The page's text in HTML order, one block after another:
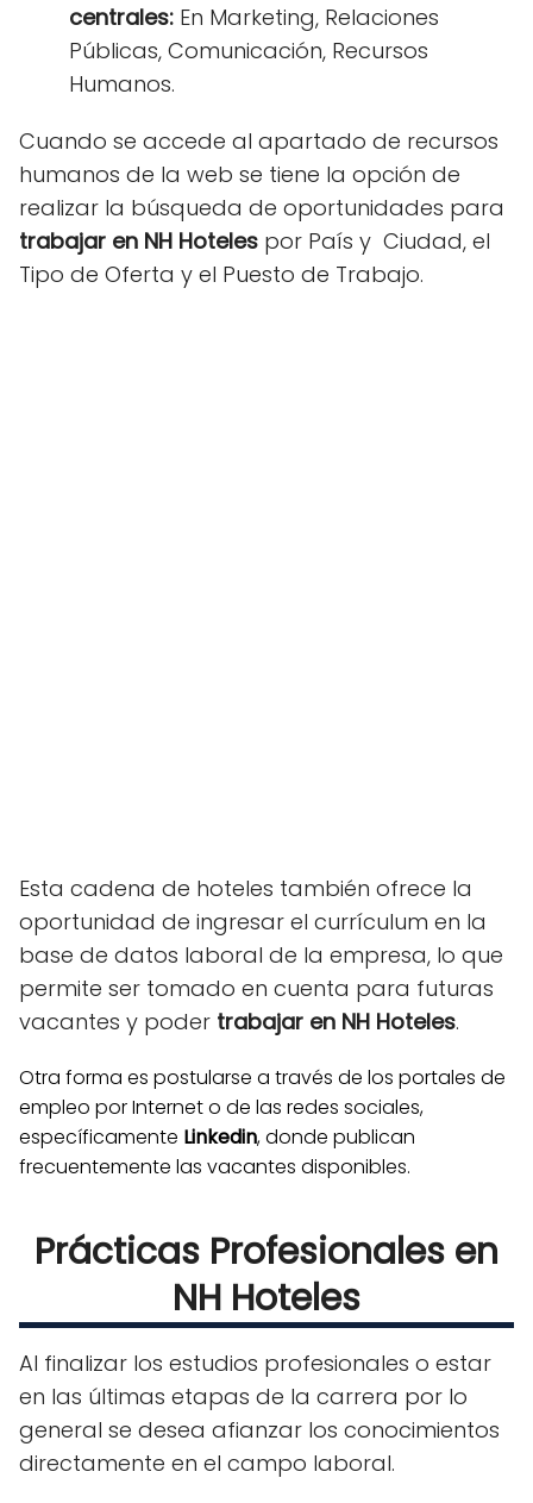
centrales: En Marketing, Relaciones
Públicas, Comunicación, Recursos
Humanos.
Cuando se accede al apartado de recursos
humanos de la web se tiene la opción de
realizar la búsqueda de oportunidades para
trabajar en NH Hoteles por País y Ciudad, el
Tipo de Oferta y el Puesto de Trabajo.
Esta cadena de hoteles también ofrece la
oportunidad de ingresar el currículum en la
base de datos laboral de la empresa, lo que
permite ser tomado en cuenta para futuras
vacantes y poder trabajar en NH Hoteles.
Otra forma es postularse a través de los portales de
empleo por Internet o de las redes sociales,
específicamente Linkedin, donde publican
frecuentemente las vacantes disponibles.
Prácticas Profesionales en
NH Hoteles
Al finalizar los estudios profesionales o estar
en las últimas etapas de la carrera por lo
general se desea afianzar los conocimientos
directamente en el campo laboral.